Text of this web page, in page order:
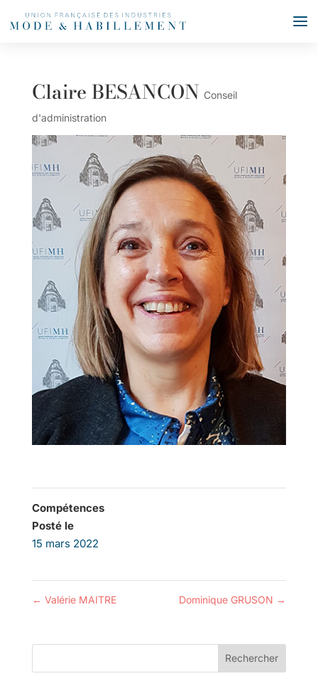
Claire BESANCON Conseil
d'administration
Compétences
Posté le
15 mars 2022
← Valérie MAITRE Dominique GRUSON →
Rechercher